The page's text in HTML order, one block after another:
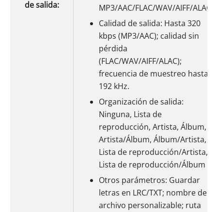
de salida:
MP3/AAC/FLAC/WAV/AIFF/ALAC
Calidad de salida: Hasta 320
kbps (MP3/AAC); calidad sin
pérdida
(FLAC/WAV/AIFF/ALAC);
frecuencia de muestreo hasta
192 kHz.
Organización de salida:
Ninguna, Lista de
reproducción, Artista, Álbum,
Artista/Álbum, Álbum/Artista,
Lista de reproducción/Artista,
Lista de reproducción/Álbum
Otros parámetros: Guardar
letras en LRC/TXT; nombre de
archivo personalizable; ruta